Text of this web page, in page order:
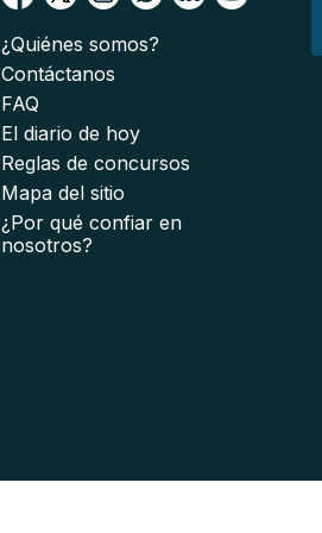
¿Quiénes somos?
Contáctanos
FAQ
El diario de hoy
Reglas de concursos
Mapa del sitio
¿Por qué confiar en
nosotros?